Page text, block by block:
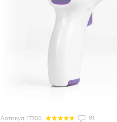
Артикул: 17300 81